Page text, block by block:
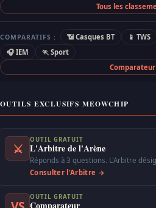
Tous les
COMPARATIFS : 📶 Casques BT 📱 TWS
🎧 IEM
🏃 Sport
OUTILS EXCLUSIFS MEOWCHIP
⚔
OUTIL GRATUIT
L'Arbitre de l'Arène
Réponds à 3 questions. L'Arbitre
Consulter l'Arbitre →
OUTIL GRATUIT
Comparateur